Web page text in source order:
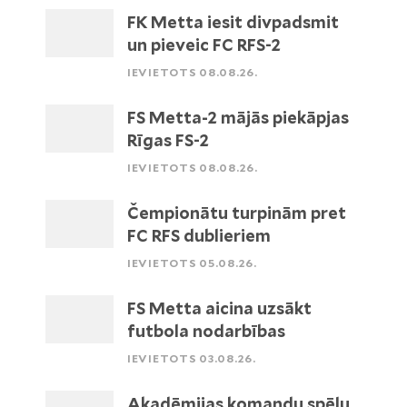
FK Metta iesit divpadsmit
un pieveic FC RFS-2
IEVIETOTS 08.08.26.
FS Metta-2 mājās piekāpjas
Rīgas FS-2
IEVIETOTS 08.08.26.
Čempionātu turpinām pret
FC RFS dublieriem
IEVIETOTS 05.08.26.
FS Metta aicina uzsākt
futbola nodarbības
IEVIETOTS 03.08.26.